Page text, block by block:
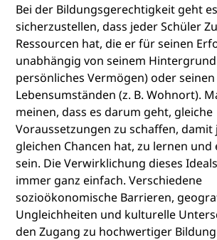
Bei der Bildungsgerechtigkeit geht
sicherzustellen, dass jeder Schüler
Ressourcen hat, die er für seinen
unabhängig von seinem Hintergrund
persönliches Vermögen) oder seinen
Lebensumständen (z. B. Wohnort).
meinen, dass es darum geht, gleiche
Voraussetzungen zu schaffen, damit
gleichen Chancen hat, zu lernen
sein. Die Verwirklichung dieses
immer ganz einfach. Verschiedene
sozioökonomische Barrieren,
Ungleichheiten und kulturelle
den Zugang zu hochwertiger